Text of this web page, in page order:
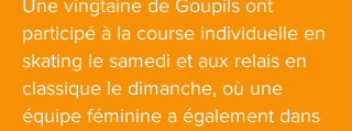
Une vingtaine de Goupils ont
participé à la course individuelle en
skating le samedi et aux relais en
classique le dimanche, où une
équipe féminine a également dans